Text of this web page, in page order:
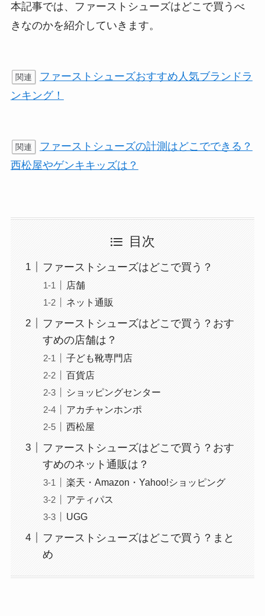
本記事では、ファーストシューズはどこで買うべ
きなのかを紹介していきます。
関連
ファーストシューズおすすめ人気ブランドラ
ンキング！
関連
ファーストシューズの計測はどこでできる？
西松屋やゲンキキッズは？
目次
ファーストシューズはどこで買う？
店舗
ネット通販
ファーストシューズはどこで買う？おす
すめの店舗は？
子ども靴専門店
百貨店
ショッピングセンター
アカチャンホンポ
西松屋
ファーストシューズはどこで買う？おす
すめのネット通販は？
楽天・Amazon・Yahoo!ショッピング
アティパス
UGG
ファーストシューズはどこで買う？まと
め